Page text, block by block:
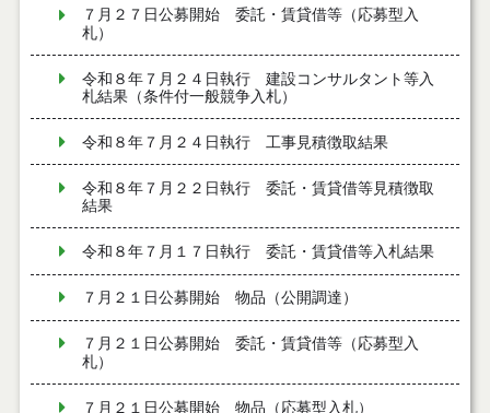
７月２７日公募開始 委託・賃貸借等（応募型入
札）
令和８年７月２４日執行 建設コンサルタント等入
札結果（条件付一般競争入札）
令和８年７月２４日執行 工事見積徴取結果
令和８年７月２２日執行 委託・賃貸借等見積徴取
結果
令和８年７月１７日執行 委託・賃貸借等入札結果
７月２１日公募開始 物品（公開調達）
７月２１日公募開始 委託・賃貸借等（応募型入
札）
７月２１日公募開始 物品（応募型入札）